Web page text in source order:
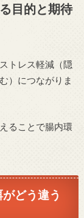
目的と期待
トレス軽減（隠
）につながりま
ることで腸内環
どう違う